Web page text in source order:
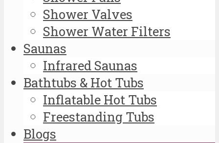
Shower Valves
Shower Water Filters
Saunas
Infrared Saunas
Bathtubs & Hot Tubs
Inflatable Hot Tubs
Freestanding Tubs
Blogs